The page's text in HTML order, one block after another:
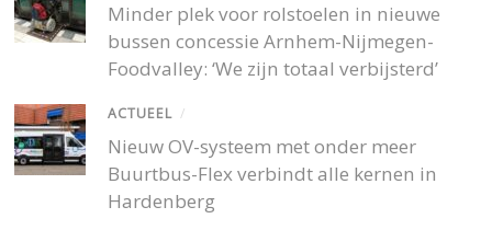
Minder plek voor rolstoelen in nieuwe
bussen concessie Arnhem-Nijmegen-
Foodvalley: ‘We zijn totaal verbijsterd’
ACTUEEL /
Nieuw OV-systeem met onder meer
Buurtbus-Flex verbindt alle kernen in
Hardenberg